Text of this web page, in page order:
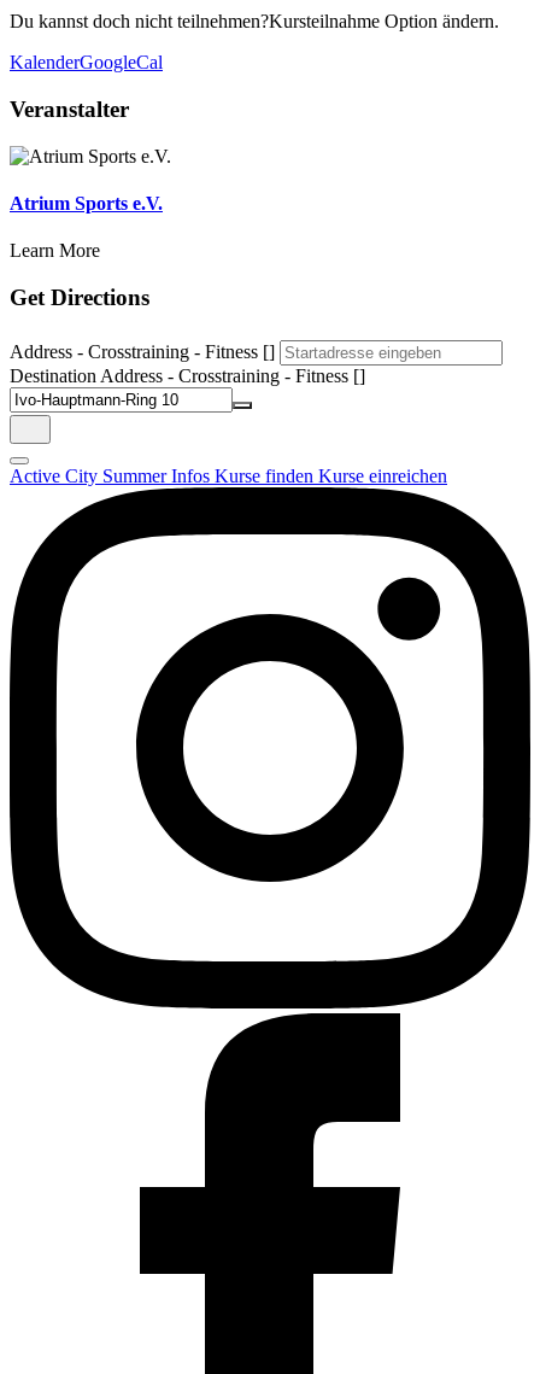
Du kannst doch nicht teilnehmen?Kursteilnahme Option ändern.
KalenderGoogleCal
Veranstalter
Atrium Sports e.V.
Learn More
Get Directions
Address - Crosstraining - Fitness []
Destination Address - Crosstraining - Fitness []
Active City SummerInfos Kurse finden Kurse einreichen